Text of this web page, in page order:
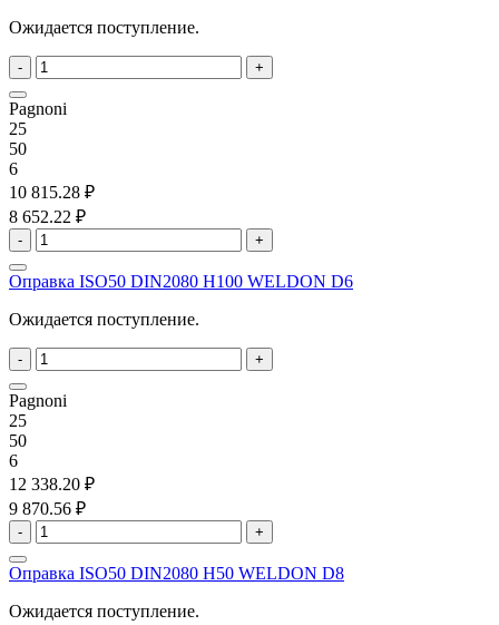
Ожидается поступление.
- +
Pagnoni
25
50
6
10 815.28 ₽
8 652.22 ₽
- +
Оправка ISO50 DIN2080 H100 WELDON D6
Ожидается поступление.
- +
Pagnoni
25
50
6
12 338.20 ₽
9 870.56 ₽
- +
Оправка ISO50 DIN2080 H50 WELDON D8
Ожидается поступление.